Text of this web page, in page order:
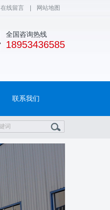
在线留言 网站地图
全国咨询热线
18953436585
联系我们